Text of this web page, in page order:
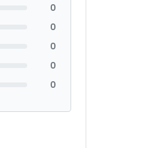
0
0
0
0
0